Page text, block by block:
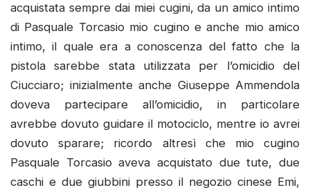
acquistata sempre dai miei cugini, da un amico intimo
di Pasquale Torcasio mio cugino e anche mio amico
intimo, il quale era a conoscenza del fatto che la
pistola sarebbe stata utilizzata per l’omicidio del
Ciucciaro; inizialmente anche Giuseppe Ammendola
doveva partecipare all’omicidio, in particolare
avrebbe dovuto guidare il motociclo, mentre io avrei
dovuto sparare; ricordo altresì che mio cugino
Pasquale Torcasio aveva acquistato due tute, due
caschi e due giubbini presso il negozio cinese Emi,